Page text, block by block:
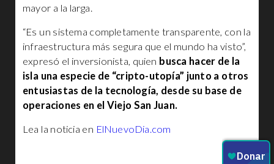
mayor a la larga.
“Es un sistema completamente transparente, con la
infraestructura más segura que el mundo ha visto”,
expresó el inversionista, quien busca hacer de la
isla una especie de “cripto-utopía” junto a otros
entusiastas de la tecnología, desde su base de
operaciones en el Viejo San Juan.
Lea la noticia en ElNuevoDia.com